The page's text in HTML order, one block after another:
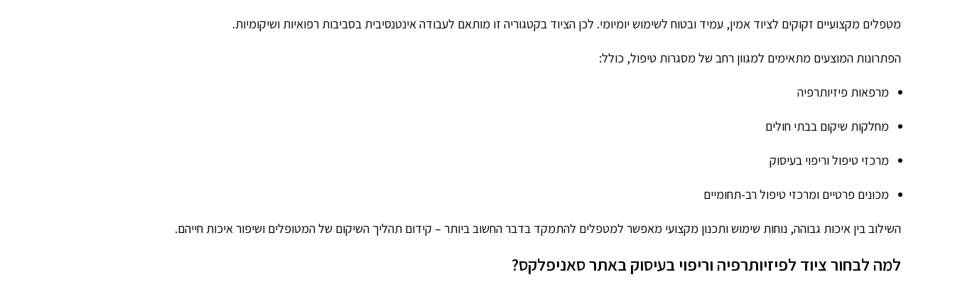
מטפלים מקצועיים זקוקים לציוד אמין, עמיד ובטוח לשימוש יומיומי. לכן הציוד בקטגוריה זו מותאם לעבודה אינטנסיבית בסביבות רפואיות ושיקומיות.
הפתרונות המוצעים מתאימים למגוון רחב של מסגרות טיפול, כולל:
מרפאות פיזיותרפיה
מחלקות שיקום בבתי חולים
מרכזי טיפול וריפוי בעיסוק
מכונים פרטיים ומרכזי טיפול רב-תחומיים
השילוב בין איכות גבוהה, נוחות שימוש ותכנון מקצועי מאפשר למטפלים להתמקד בדבר החשוב ביותר – קידום תהליך השיקום של המטופלים ושיפור איכות חייהם.
למה לבחור ציוד לפיזיותרפיה וריפוי בעיסוק באתר סאניפלקס?